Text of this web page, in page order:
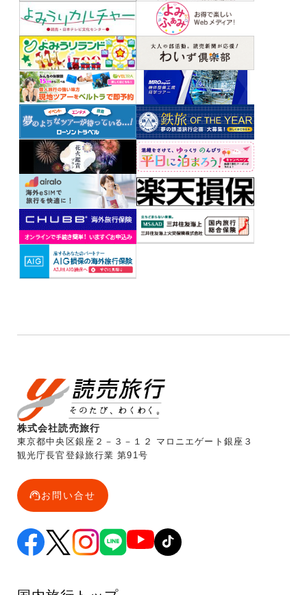
株式会社読売旅行
東京都中央区銀座２－３－１２ マロニエゲート銀座３
観光庁長官登録旅行業 第91号
お問い合せ